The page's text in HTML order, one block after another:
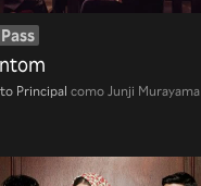
Principal como Junji Murayama